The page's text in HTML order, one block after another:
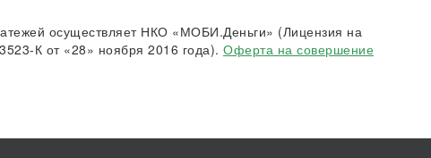
осуществляет НКО «МОБИ.Деньги» (Лицензия на
К от «28» ноября 2016 года). Оферта на совершение